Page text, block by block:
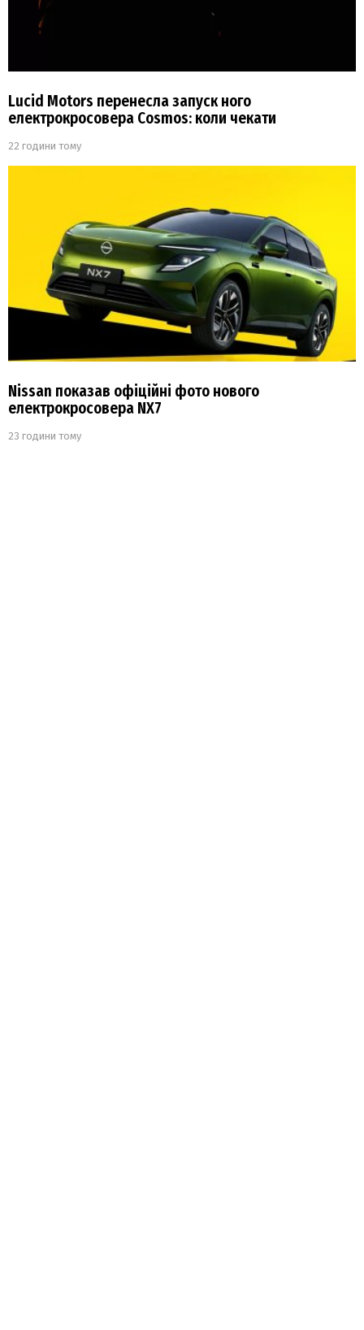
Lucid Motors перенесла запуск ного
електрокросовера Cosmos: коли чекати
22 години тому
Nissan показав офіційні фото нового
електрокросовера NX7
23 години тому